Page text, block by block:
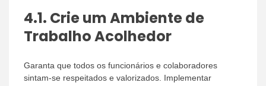
4.1. Crie um Ambiente de
Trabalho Acolhedor
Garanta que todos os funcionários e colaboradores
sintam-se respeitados e valorizados. Implementar